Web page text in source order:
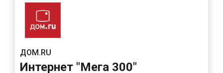
ДОМ.RU
Интернет "Мега 300"